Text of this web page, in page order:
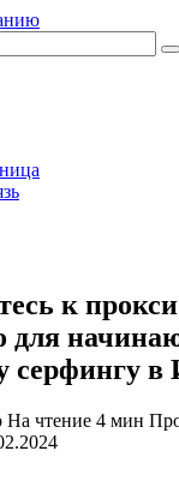
к
для
серфингу в
На чтение 4 мин